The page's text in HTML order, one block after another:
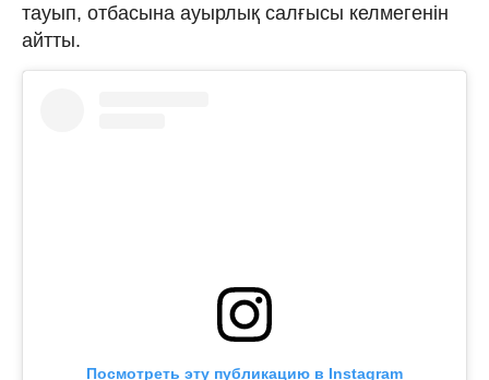
тауып, отбасына ауырлық салғысы келмегенін
айтты.
Посмотреть эту публикацию в Instagram